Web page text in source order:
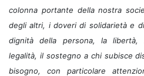
colonna portante della nostra
degli altri, i doveri di solidarietà e
dignità della persona, la libertà,
legalità, il sostegno a chi subisce
bisogno, con particolare